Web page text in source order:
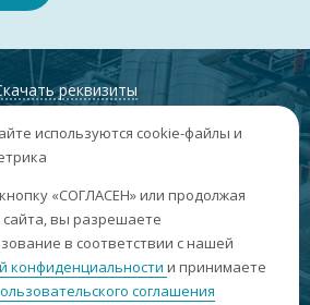
реквизиты
пр. Ленина, 158А, Н1/204
пн-пт: 09:00-17:00
сб-вс: выходные
используются cookie-файлы и
«СОГЛАСЕН» или продолжая
вы разрешаете
в соответствии с нашей
конфиденциальности и принимаете
соглашения